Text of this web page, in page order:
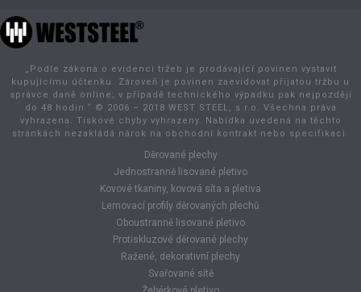
„Podle zákona o evidenci tržeb je prodávající povinen vystavit
kupujícímu účtenku. Zároveň je povinen zaevidovat přijatou tržbu u
správce daně online; v případě technického výpadku pak nejpozději
do 48 hodin.“ © 2006 – 2018 WEST STEEL, s.r.o. Všechna práva
vyhrazena. Tiskové chyby vyhrazeny. Nabídka uvedená na těchto
stránkách nezakládá nárok na obchodní kontrakt nebo specifikaci.
Děrované plechy
Jednostranně lisované pletivo
Kovové tkaniny, kovová síta a pletiva
Lemovací profily děrovaných plechů
Oboustranně lisované pletivo
Protiskluzové děrované plechy
Ražené, dekorativní plechy
Svařované sítě